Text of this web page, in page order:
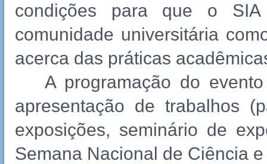
condições para que o
comunidade universitária
acerca das práticas
A programação do
apresentação de trabalhos
exposições, seminário de
Semana Nacional de Ciência